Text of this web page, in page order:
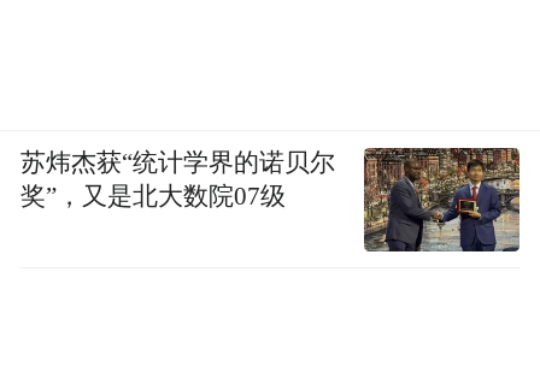
苏炜杰获“统计学界的诺贝尔
奖”，又是北大数院07级